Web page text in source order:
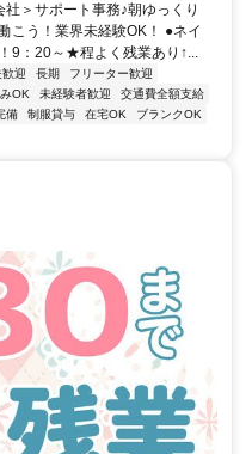
＞サポート事務♪朝ゆっくり
こう！業界未経験OK！ ●ネイ
9：20～★程よく残業あり↑...
迎 長期
フリーター歓迎
OK 未経験者歓迎
交通費全額支給
備 制服貸与 在宅OK
ブランクOK